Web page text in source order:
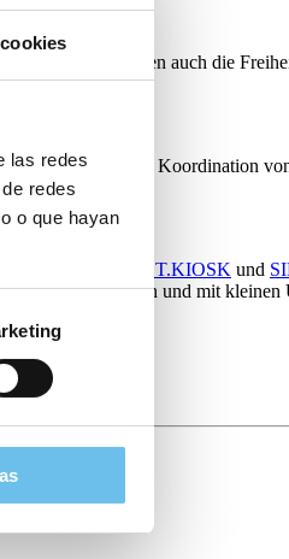
las redes
redes
o que hayan
auch die
in bis hin zur Koordination
– wie SIHOT.KIOSK und
hinauszugehen und mit kleinen
erfahren.